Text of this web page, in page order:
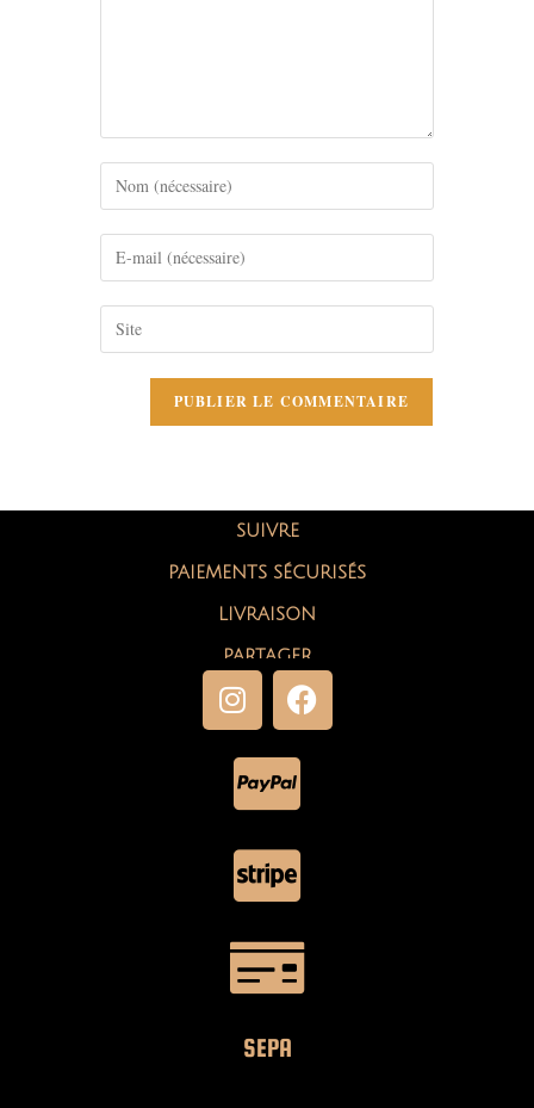
SUIVRE
PAIEMENTS SÉCURISÉS
LIVRAISON
PARTAGER
SEPA